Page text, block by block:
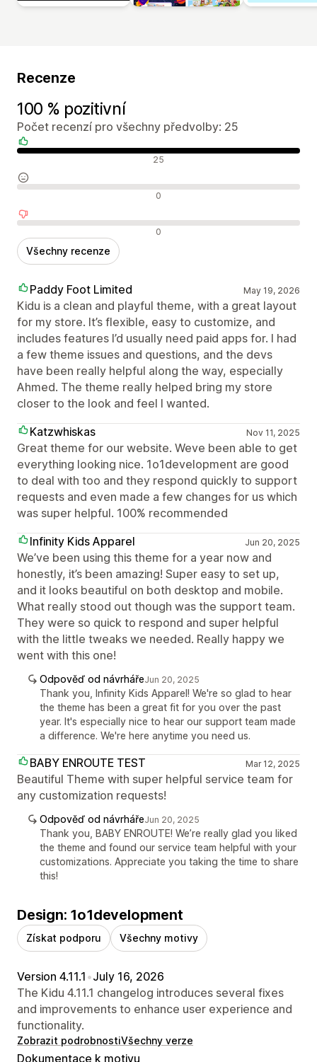
Recenze
100 % pozitivní
Počet recenzí pro všechny předvolby: 25
Pozitivní recenze 25
Neutrální recenze 0
Negativní recenze 0
Všechny recenze
Paddy Foot Limited May 19, 2026
Kidu is a clean and playful theme, with a great layout
for my store. It’s flexible, easy to customize, and
includes features I’d usually need paid apps for. I had
a few theme issues and questions, and the devs
have been really helpful along the way, especially
Ahmed. The theme really helped bring my store
closer to the look and feel I wanted.
Katzwhiskas
Nov 11, 2025
Great theme for our website. Weve been able to get
everything looking nice. 1o1development are good
to deal with too and they respond quickly to support
requests and even made a few changes for us which
was super helpful. 100% recommended
Infinity Kids Apparel
Jun 20, 2025
We’ve been using this theme for a year now and
honestly, it’s been amazing! Super easy to set up,
and it looks beautiful on both desktop and mobile.
What really stood out though was the support team.
They were so quick to respond and super helpful
with the little tweaks we needed. Really happy we
went with this one!
Odpověď od návrhářeJun 20, 2025
Thank you, Infinity Kids Apparel! We're so glad to hear
the theme has been a great fit for you over the past
year. It's especially nice to hear our support team made
a difference. We're here anytime you need us.
BABY ENROUTE TEST Mar 12, 2025
Beautiful Theme with super helpful service team for
any customization requests!
Odpověď od návrhářeJun 20, 2025
Thank you, BABY ENROUTE! We’re really glad you liked
the theme and found our service team helpful with your
customizations. Appreciate you taking the time to share
this!
Design: 1o1development
Získat podporu Všechny motivy
Version 4.11.1 •July 16, 2026
The Kidu 4.11.1 changelog introduces several fixes
and improvements to enhance user experience and
functionality.
Zobrazit podrobnostiVšechny verze
Dokumentace k motivu